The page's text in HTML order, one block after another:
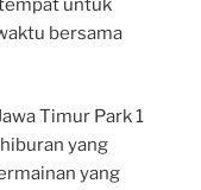
bersama
Timur Park 1
yang
yang